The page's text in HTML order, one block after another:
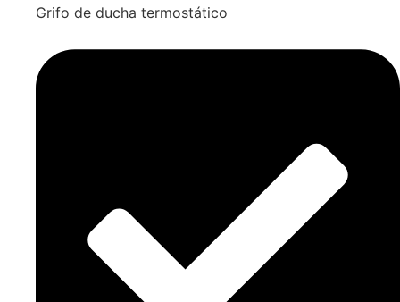
Grifo de ducha termostático